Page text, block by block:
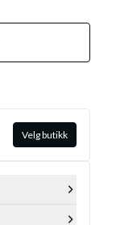
Velg butikk